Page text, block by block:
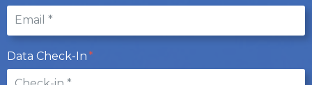
Data Check-In